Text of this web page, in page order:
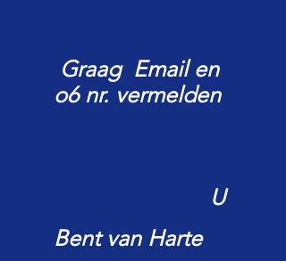
Graag Email en
o6 nr. vermelden
U
Bent van Harte